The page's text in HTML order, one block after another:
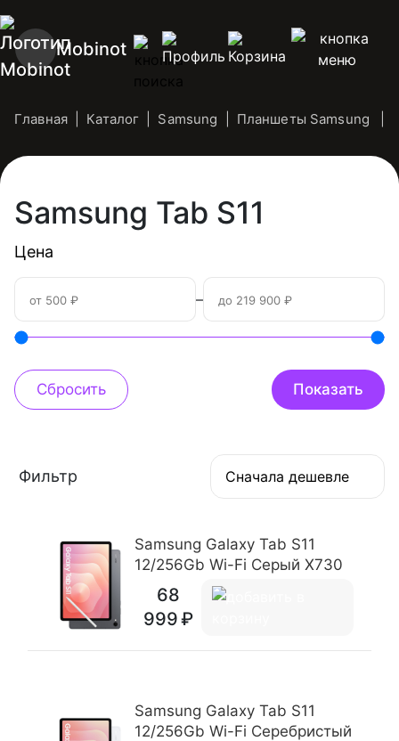
Mobinot
Главная Каталог Samsung Планшеты Samsung
Samsung Tab S11
Цена
–
Фильтр Сначала дешевле
Samsung Galaxy Tab S11
12/256Gb Wi-Fi Серый X730
68
999
Samsung Galaxy Tab S11
12/256Gb Wi-Fi Серебристый